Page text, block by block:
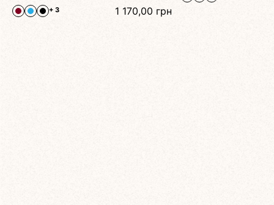
+ 3 1 170,00 грн